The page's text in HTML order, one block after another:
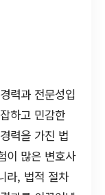
력과 전문성입
하고 민감한
력을 가진 법
이 많은 변호사
라, 법적 절차